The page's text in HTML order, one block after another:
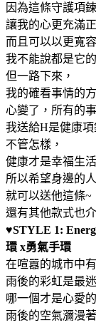
因為這條守護項鍊
讓我的心更充滿
而且可以以更寬
我不能說都是它
但一路下來，
我的確看事情的
心變了，所有的
我送給H是健康項
不管怎樣，
健康才是幸福生
所以希望身邊的
就可以送他這條~
還有其他款式也
♥STYLE 1:
環 x勇氣手環
在喧囂的城市中
雨後的彩虹是最
哪一個才是心愛
雨後的空氣瀰漫